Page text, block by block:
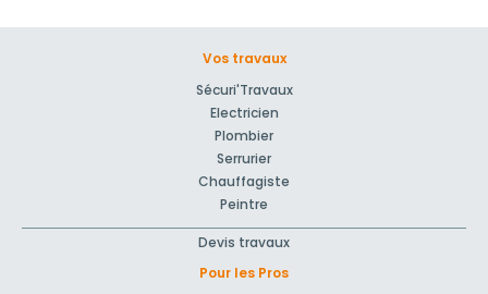
Vos travaux
Sécuri'Travaux
Electricien
Plombier
Serrurier
Chauffagiste
Peintre
Devis travaux
Pour les Pros